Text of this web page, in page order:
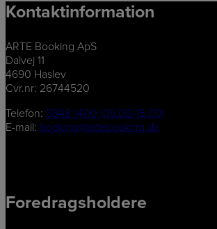
Kontaktinformation
ARTE Booking ApS
Dalvej 11
4690 Haslev
Cvr.nr: 26744520
Telefon: 3848 1400 (09.00-15.00)
E-mail: booking@artebooking.dk
Foredragsholdere